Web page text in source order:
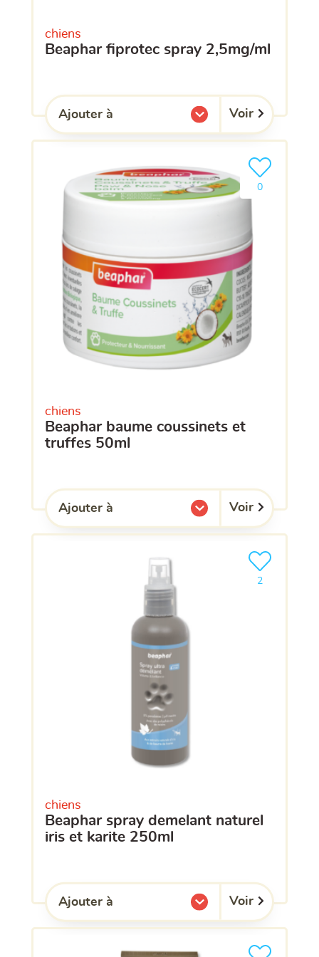
chiens
beaphar fiprotec spray 2,5mg/ml
Ajouter à
l'une de mes listes. Voir
chiens
beaphar baume coussinets et
truffes 50ml
0
Ajouter le
clients ont
Ajouter à
l'une de mes listes. Voir
chiens
beaphar spray demelant naturel
iris et karite 250ml
2
Ajouter le
clients ont
Ajouter à
l'une de mes listes. Voir